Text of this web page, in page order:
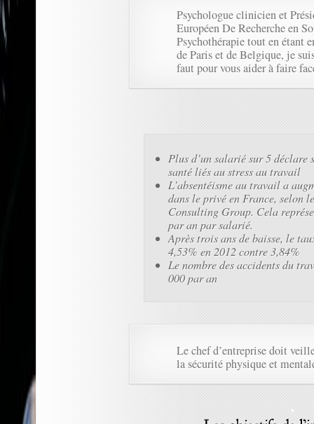
Psychologue clinicien et
Européen De Recherche en
Psychothérapie tout en étant
de Paris et de Belgique, je
faut pour vous aider à faire
Plus d’un salarié sur 5 déclare
santé liés au stress au travail
L’absentéisme au travail a
dans le privé en France, selon
Consulting Group. Cela
par an par salarié.
Après trois ans de baisse, le
4,53% en 2012 contre 3,84%
Le nombre des accidents du
000 par an
Le chef d’entreprise doit
la sécurité physique et